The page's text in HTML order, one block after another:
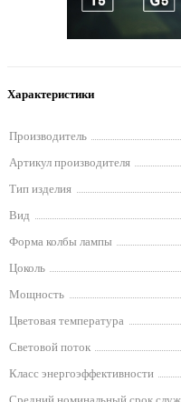
Характеристики
Производитель
Артикул производителя
Тип изделия
Вид
Форма колбы лампы
Цоколь
Мощность
Цветовая температура
Световой поток
Класс энергоэффективности